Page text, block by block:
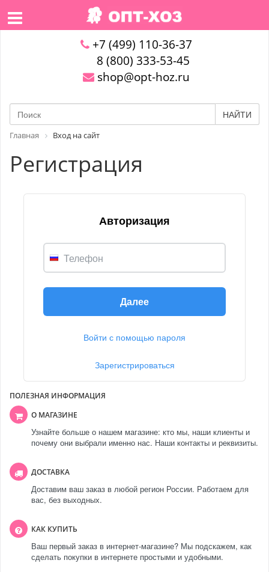
+7 (499) 110-36-37
8 (800) 333-53-45
shop@opt-hoz.ru
НАЙТИ
Главная Вход на сайт
Регистрация
Авторизация
Телефон
Далее
Войти с помощью пароля
Зарегистрироваться
ПОЛЕЗНАЯ ИНФОРМАЦИЯ
О МАГАЗИНЕ
Узнайте больше о нашем магазине: кто мы, наши клиенты и
почему они выбрали именно нас. Наши контакты и реквизиты.
ДОСТАВКА
Доставим ваш заказ в любой регион России. Работаем для
вас, без выходных.
КАК КУПИТЬ
Ваш первый заказ в интернет-магазине? Мы подскажем, как
сделать покупки в интернете простыми и удобными.